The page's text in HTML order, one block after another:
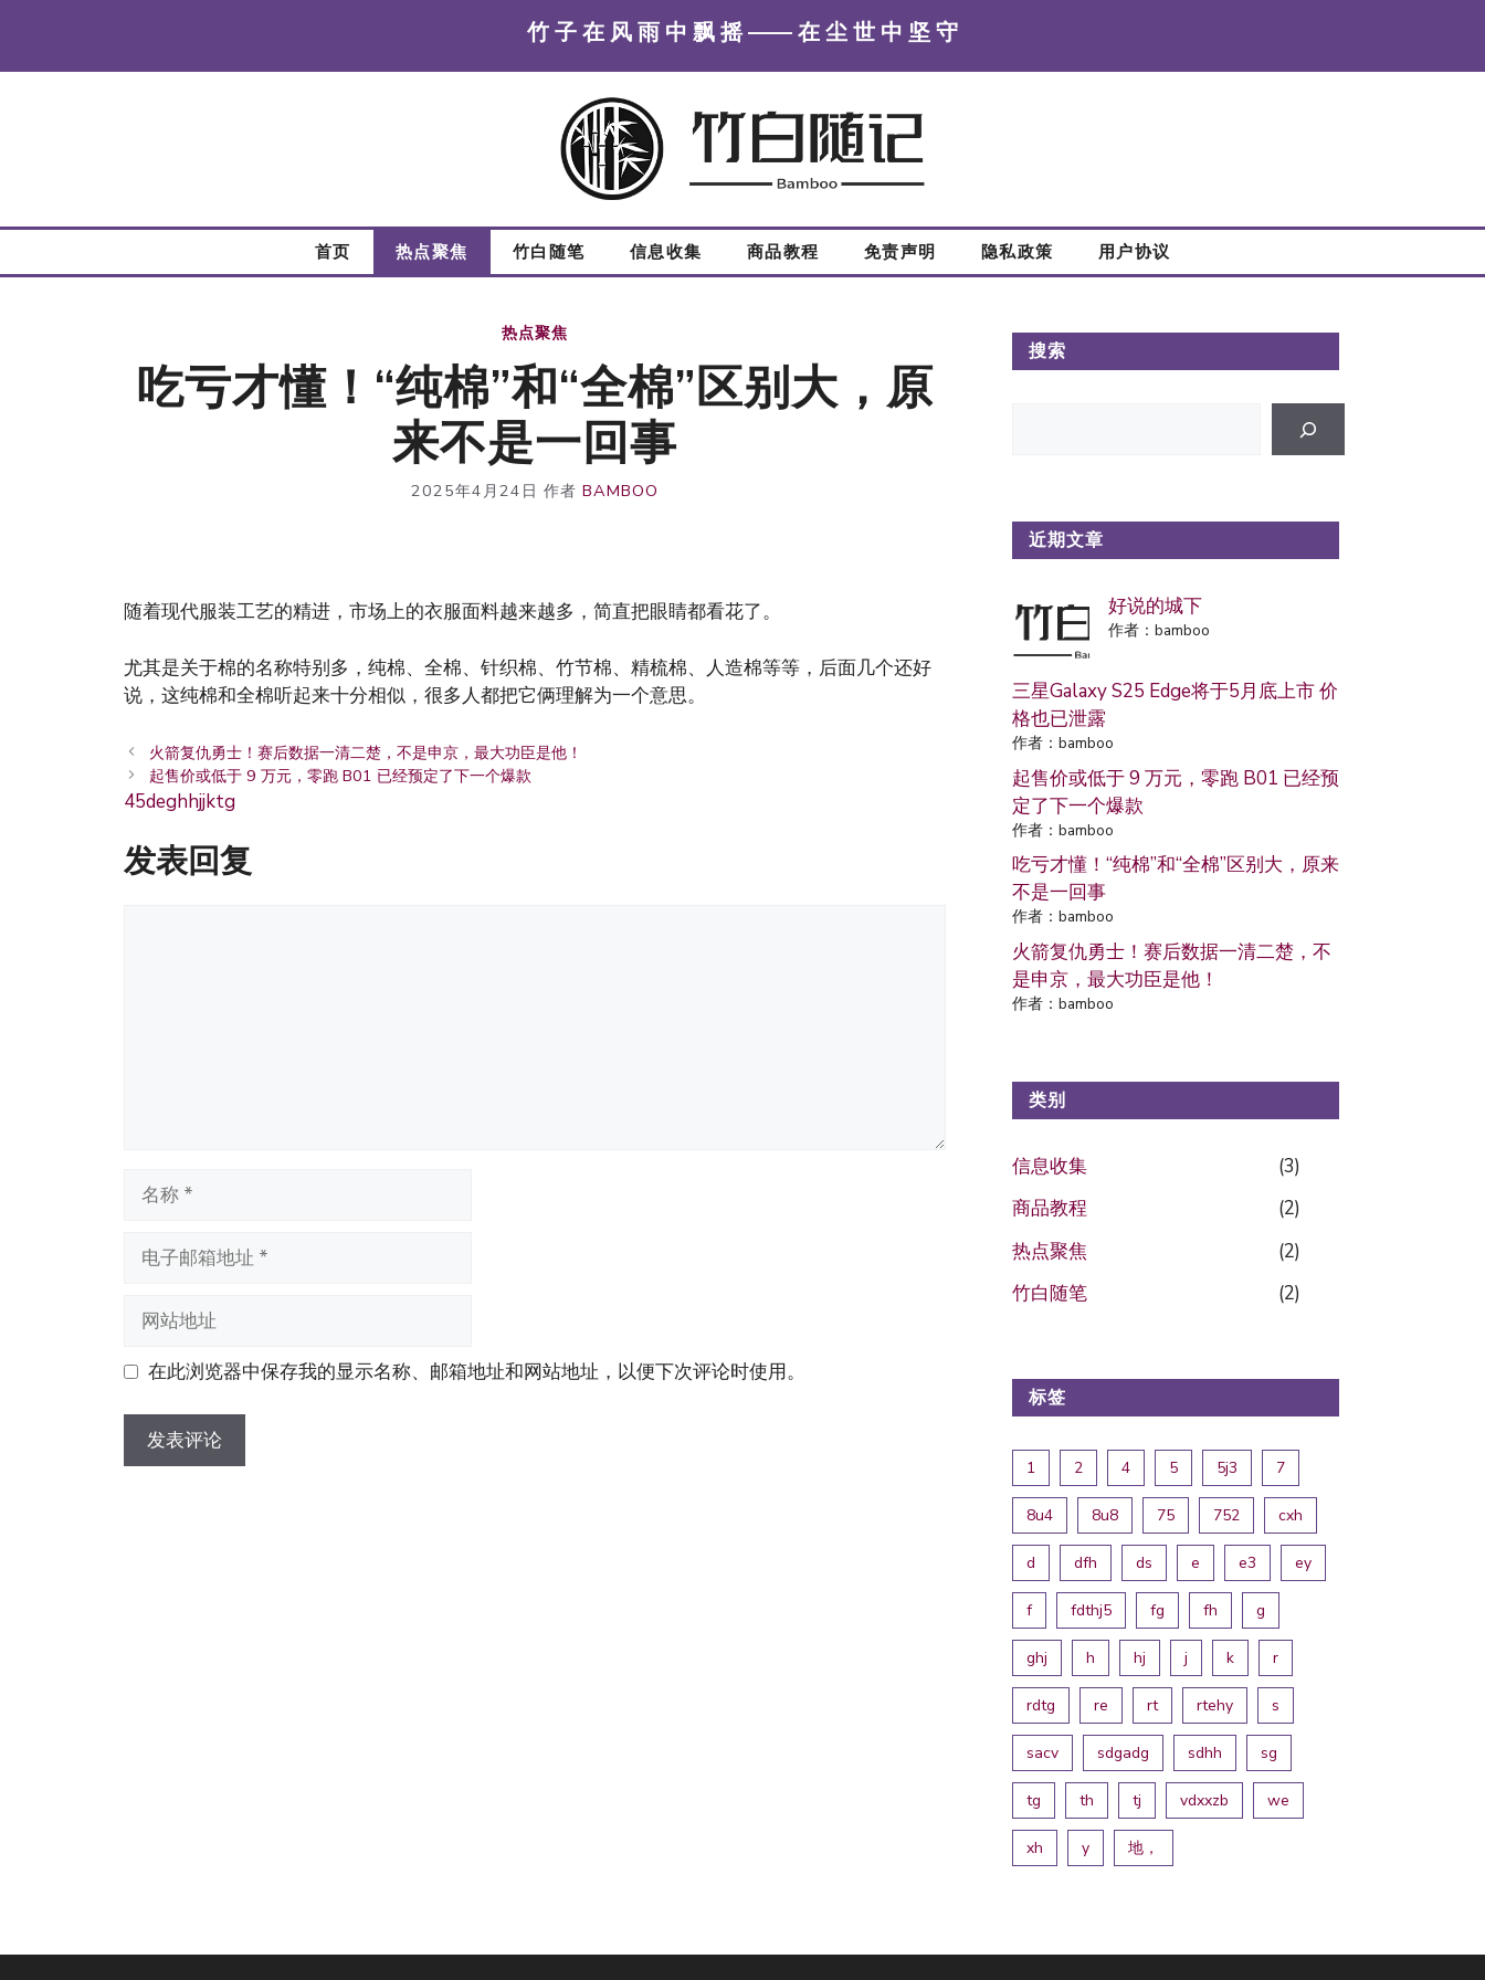
内
竹 子 在 风 雨 中 飘 摇 —— 在 尘 世 中 坚 守
首页 热点聚焦 竹白随笔 信息收集 商品教程 免责声明 隐私政策 用户协议
热点聚焦
吃亏才懂！“纯棉”和“全棉”区别大，原
来不是一回事
2025年4月24日 作者 BAMBOO
随着现代服装工艺的精进，市场上的衣服面料越来越多，简直把眼睛都看花了。
尤其是关于棉的名称特别多，纯棉、全棉、针织棉、竹节棉、精梳棉、人造棉等等，后面几个还好
说，这纯棉和全棉听起来十分相似，很多人都把它俩理解为一个意思。
火箭复仇勇士！赛后数据一清二楚，不是申京，最大功臣是他！
起售价或低于 9 万元，零跑 B01 已经预定了下一个爆款
45deghhjjktg
发表回复
址
地 在此浏览器中保存我的显示名称、邮箱地址和网站地址，以便下次评论时使用。
搜索
近期文章
好说的城下
作者：bamboo
三星Galaxy S25 Edge将于5月底上市 价
格也已泄露
作者：bamboo
起售价或低于 9 万元，零跑 B01 已经预
定了下一个爆款
作者：bamboo
吃亏才懂！“纯棉”和“全棉”区别大，原来
不是一回事
作者：bamboo
火箭复仇勇士！赛后数据一清二楚，不
是申京，最大功臣是他！
作者：bamboo
类别
信息收集
(3)
商品教程
(2)
热点聚焦
(2)
竹白随笔
(2)
标签
1 2 4 5 5j3 7
8u4 8u8 75 752 cxh
d dfh ds e e3 ey
f fdthj5 fg fh g
ghj h hj j k r
rdtg re rt rtehy s
sacv sdgadg sdhh sg
tg th tj vdxxzb we
xh y 地，